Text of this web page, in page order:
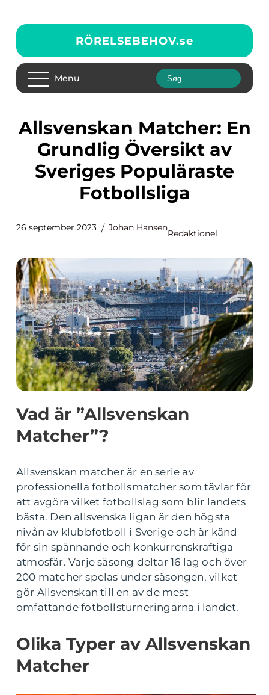
RÖRELSEBEHOV.se
Menu
Allsvenskan Matcher: En
Grundlig Översikt av
Sveriges Populäraste
Fotbollsliga
26 september 2023 Johan Hansen
Redaktionel
Vad är ”Allsvenskan
Matcher”?
Allsvenskan matcher är en serie av
professionella fotbollsmatcher som tävlar för
att avgöra vilket fotbollslag som blir landets
bästa. Den allsvenska ligan är den högsta
nivån av klubbfotboll i Sverige och är känd
för sin spännande och konkurrenskraftiga
atmosfär. Varje säsong deltar 16 lag och över
200 matcher spelas under säsongen, vilket
gör Allsvenskan till en av de mest
omfattande fotbollsturneringarna i landet.
Olika Typer av Allsvenskan
Matcher